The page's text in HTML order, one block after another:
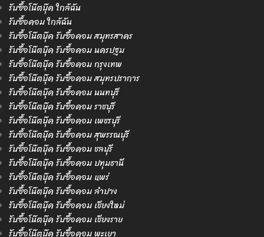
รับซื้อโน๊ตบุ๊ค ใกล้ฉัน
รับซื้อคอม ใกล้ฉัน
รับซื้อโน๊ตบุ๊ค รับซื้อคอม สมุทรสาคร
รับซื้อโน๊ตบุ๊ค รับซื้อคอม นครปฐม
รับซื้อโน๊ตบุ๊ค รับซื้อคอม กรุงเทพ
รับซื้อโน๊ตบุ๊ค รับซื้อคอม สมุทรปราการ
รับซื้อโน๊ตบุ๊ค รับซื้อคอม นนทบุรี
รับซื้อโน๊ตบุ๊ค รับซื้อคอม ราชบุรี
รับซื้อโน๊ตบุ๊ค รับซื้อคอม เพชรบุรี
รับซื้อโน๊ตบุ๊ค รับซื้อคอม สุพรรณบุรี
รับซื้อโน๊ตบุ๊ค รับซื้อคอม ชลบุรี
รับซื้อโน๊ตบุ๊ค รับซื้อคอม ปทุมธานี
รับซื้อโน๊ตบุ๊ค รับซื้อคอม แพร่
รับซื้อโน๊ตบุ๊ค รับซื้อคอม ลำปาง
รับซื้อโน๊ตบุ๊ค รับซื้อคอม เชียงใหม่
รับซื้อโน๊ตบุ๊ค รับซื้อคอม เชียงราย
รับซื้อโน๊ตบุ๊ค รับซื้อคอม พะเยา